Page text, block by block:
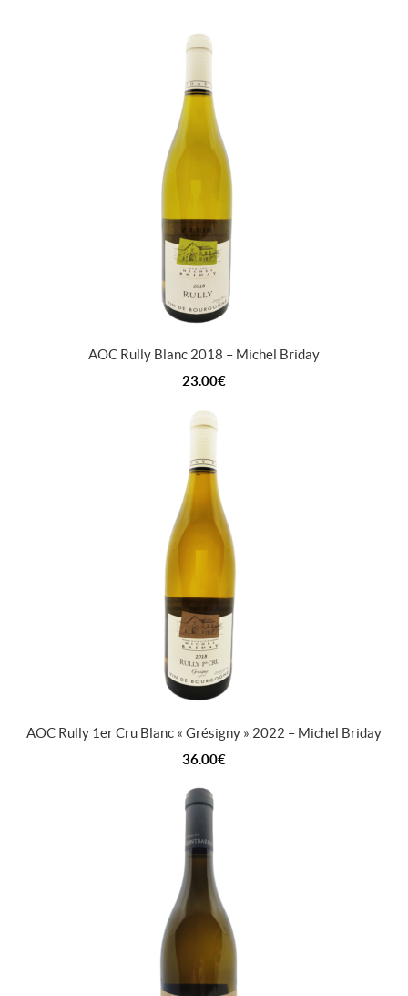
AOC Rully Blanc 2018 – Michel Briday
23.00€
AOC Rully 1er Cru Blanc « Grésigny » 2022 – Michel Briday
36.00€